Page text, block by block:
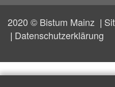
2020 © Bistum Mainz
Datenschutzerklärung